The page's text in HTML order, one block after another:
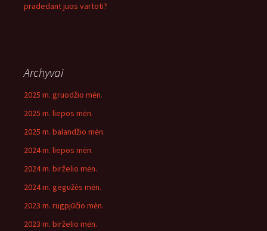
pradedant juos vartoti?
Archyvai
2025 m. gruodžio mėn.
2025 m. liepos mėn.
2025 m. balandžio mėn.
2024 m. liepos mėn.
2024 m. birželio mėn.
2024 m. gegužės mėn.
2023 m. rugpjūčio mėn.
2023 m. birželio mėn.